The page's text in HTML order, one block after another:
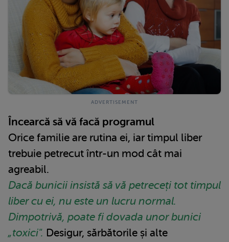
Încearcă să vă facă programul
Orice familie are rutina ei, iar timpul liber
trebuie petrecut într-un mod cât mai
agreabil.
Dacă bunicii insistă să vă petreceți tot timpul
liber cu ei, nu este un lucru normal.
Dimpotrivă, poate fi dovada unor bunici
„toxici". Desigur, sărbătorile și alte